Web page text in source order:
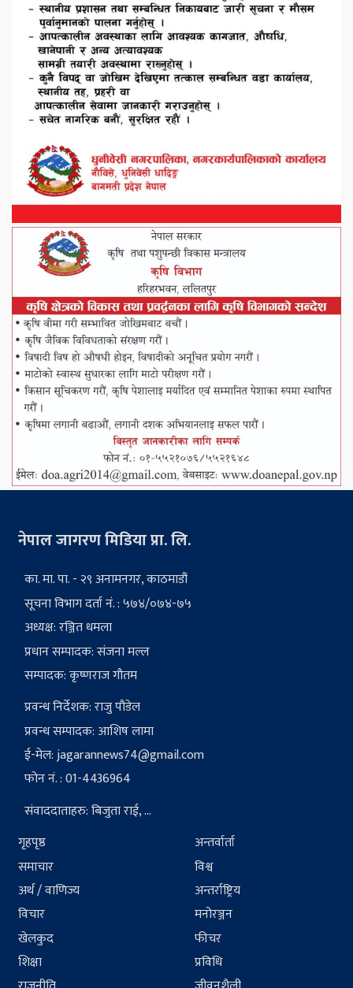
नेपाल जागरण मिडिया प्रा. लि.
का. मा. पा. - २९ अनामनगर, काठमाडौं
सूचना विभाग दर्ता नं. : ५७४/०७४-७५
अध्यक्ष: रञ्जित धमला
प्रधान सम्पादक: संजना मल्ल
सम्पादक: कृष्णराज गौतम
प्रवन्ध निर्देशक: राजु पौडेल
प्रवन्ध सम्पादक: आशिष लामा
ई-मेल:jagarannews74@gmail.com
फोन नं. : 01-4436964
संवाददाताहरु: बिजुता राई, ...
गृहपृष्ठ
समाचार
अर्थ / वाणिज्य
विचार
खेलकुद
शिक्षा
अन्तर्वार्ता
विश्व
अन्तर्राष्ट्रिय
मनोरञ्जन
फीचर
प्रविधि